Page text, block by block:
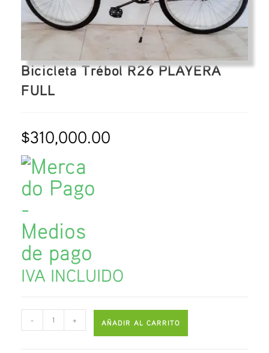
Bicicleta Trébol R26 PLAYERA
FULL
$310,000.00
IVA INCLUIDO
- + AÑADIR AL CARRITO